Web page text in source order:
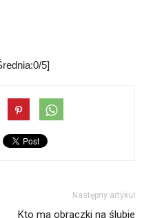
5]
Następny artykuł
Kto ma obrączki na ślubie